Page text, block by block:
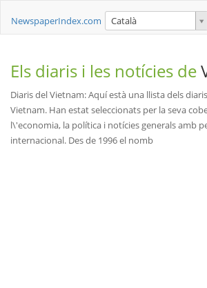
NewspaperIndex.com Català
Els diaris i les notícies de
Diaris del Vietnam: Aquí està una llista dels
Vietnam. Han estat seleccionats per la seva
l\'economia, la política i notícies generals amb
internacional. Des de 1996 el nomb